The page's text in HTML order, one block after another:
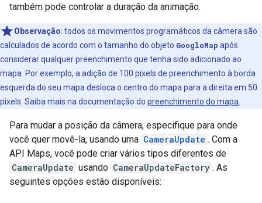
também pode controlar a duração da animação.
Observação: todos os movimentos programáticos da câmera são
calculados de acordo com o tamanho do objeto GoogleMap após
considerar qualquer preenchimento que tenha sido adicionado ao
mapa. Por exemplo, a adição de 100 pixels de preenchimento à borda
esquerda do seu mapa desloca o centro do mapa para a direita em 50
pixels. Saiba mais na documentação do preenchimento do mapa
Para mudar a posição da câmera, especifique para onde
você quer movê-la, usando uma CameraUpdate . Com a
API Maps, você pode criar vários tipos diferentes de
CameraUpdate usando CameraUpdateFactory . As
seguintes opções estão disponíveis: